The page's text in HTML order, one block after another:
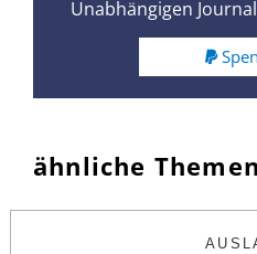
Unabhängigen
ähnliche Themen